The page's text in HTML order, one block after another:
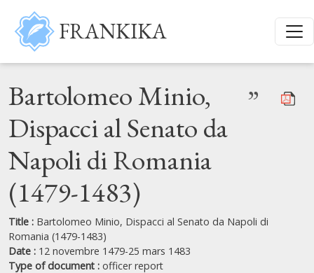
Skip to main content
FRANKIKA
Bartolomeo Minio,
Dispacci al Senato da
Napoli di Romania
(1479-1483)
”
Title : Bartolomeo Minio, Dispacci al Senato da Napoli di
Romania (1479-1483)
Date : 12 novembre 1479-25 mars 1483
Type of document : officer report